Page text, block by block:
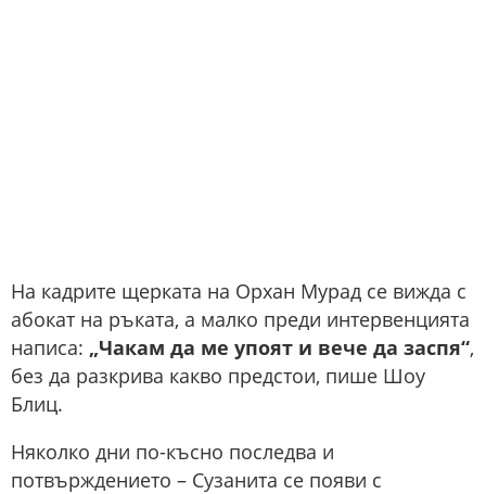
На кадрите щерката на Орхан Мурад се вижда с
абокат на ръката, а малко преди интервенцията
написа: „Чакам да ме упоят и вече да заспя“,
без да разкрива какво предстои, пише Шоу
Блиц.
Няколко дни по-късно последва и
потвърждението – Сузанита се появи с